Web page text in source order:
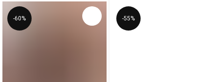
-60% -55%